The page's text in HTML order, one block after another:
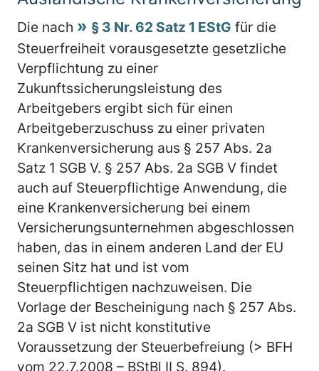
Die nach § 3 Nr. 62 Satz 1 EStG für die
Steuerfreiheit vorausgesetzte gesetzliche
Verpflichtung zu einer
Zukunftssicherungsleistung des
Arbeitgebers ergibt sich für einen
Arbeitgeberzuschuss zu einer privaten
Krankenversicherung aus § 257 Abs. 2a
Satz 1 SGB V. § 257 Abs. 2a SGB V findet
auch auf Steuerpflichtige Anwendung, die
eine Krankenversicherung bei einem
Versicherungsunternehmen abgeschlossen
haben, das in einem anderen Land der EU
seinen Sitz hat und ist vom
Steuerpflichtigen nachzuweisen. Die
Vorlage der Bescheinigung nach § 257 Abs.
2a SGB V ist nicht konstitutive
Voraussetzung der Steuerbefreiung (> BFH
vom 22.7.2008 – BStBl II S. 894).